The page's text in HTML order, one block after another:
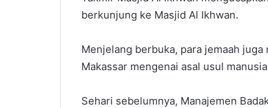
berkunjung ke Masjid Al Ikhwan.
Menjelang berbuka, para jemaah
Makassar mengenai asal usul
Sehari sebelumnya, Manajemen